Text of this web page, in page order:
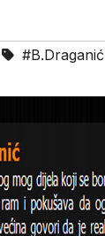
#B.Draganić